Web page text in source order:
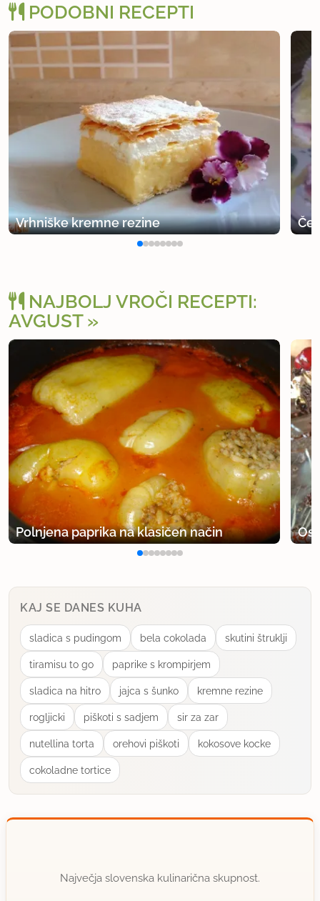
PODOBNI RECEPTI
Vrhniške kremne rezine
NAJBOLJ VROČI RECEPTI:
AVGUST
Polnjena paprika na klasičen način
KAJ SE DANES KUHA
sladica s pudingom bela cokolada skutini štruklji
tiramisu to go paprike s krompirjem
sladica na hitro jajca s šunko kremne rezine
rogljicki piškoti s sadjem sir za zar
nutellina torta orehovi piškoti kokosove kocke
cokoladne tortice
Največja slovenska kulinarična skupnost.